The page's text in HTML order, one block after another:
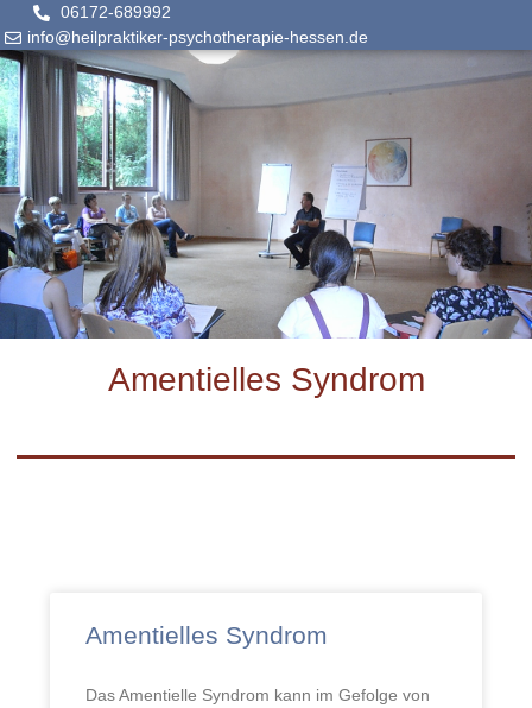
06172-689992
info@heilpraktiker-psychotherapie-hessen.de
Amentielles Syndrom
Amentielles Syndrom
Das Amentielle Syndrom kann im Gefolge von